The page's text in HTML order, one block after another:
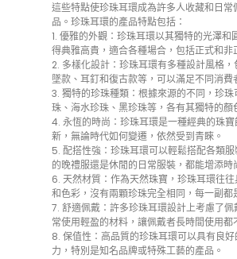
這些特點使珍珠耳環成為許多人收藏和日常
品。珍珠耳環的產品特點包括：
1. 優雅的外觀：珍珠耳環以其獨特的光澤和
得典雅高貴，適合各種場合，包括正式和非
2. 多樣化設計：珍珠耳環有多種設計風格
墜款、耳釘和復古款等，可以滿足不同消費
3. 獨特的珍珠種類：根據來源的不同，珍
珠、海水珍珠、黑珍珠等，各有其獨特的顏
4. 永恆的時尚：珍珠耳環是一種經典的珠
新，無論時代如何變遷，依然受到青睞。
5. 配搭性強：珍珠耳環可以輕鬆搭配各類
的晚禮服還是休閒的日常服裝，都能增添時
6. 天然材質：作為天然珠寶，珍珠耳環往
和色彩，沒有兩顆珍珠完全相同，每一副都
7. 舒適佩戴：許多珍珠耳環設計上考慮了佩
常使用輕盈的材料，讓佩戴者長時間使用都
8. 保值性：高品質的珍珠耳環可以具有良
力，特別是知名品牌或特殊工藝的產品。